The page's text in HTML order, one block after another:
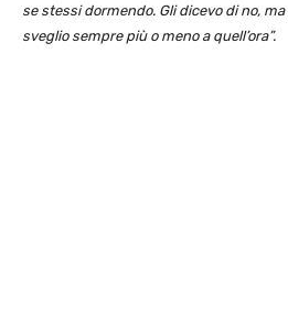
se stessi dormendo. Gli dicevo di no, ma
sveglio sempre più o meno a quell’ora”.